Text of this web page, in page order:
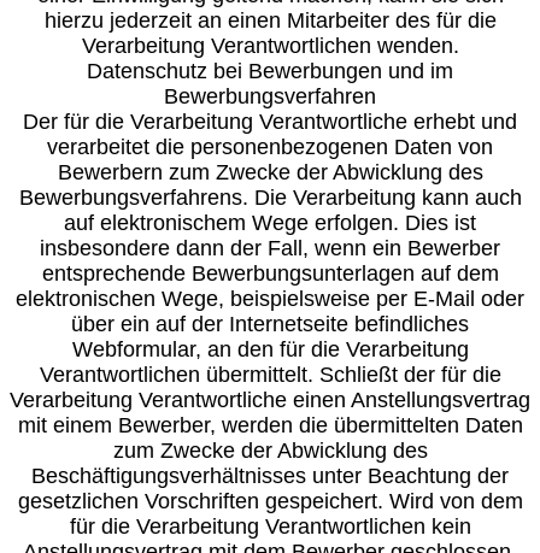
hierzu jederzeit an einen Mitarbeiter des für die
Verarbeitung Verantwortlichen wenden.
Datenschutz bei Bewerbungen und im
Bewerbungsverfahren
Der für die Verarbeitung Verantwortliche erhebt und
verarbeitet die personenbezogenen Daten von
Bewerbern zum Zwecke der Abwicklung des
Bewerbungsverfahrens. Die Verarbeitung kann auch
auf elektronischem Wege erfolgen. Dies ist
insbesondere dann der Fall, wenn ein Bewerber
entsprechende Bewerbungsunterlagen auf dem
elektronischen Wege, beispielsweise per E-Mail oder
über ein auf der Internetseite befindliches
Webformular, an den für die Verarbeitung
Verantwortlichen übermittelt. Schließt der für die
Verarbeitung Verantwortliche einen Anstellungsvertrag
mit einem Bewerber, werden die übermittelten Daten
zum Zwecke der Abwicklung des
Beschäftigungsverhältnisses unter Beachtung der
gesetzlichen Vorschriften gespeichert. Wird von dem
für die Verarbeitung Verantwortlichen kein